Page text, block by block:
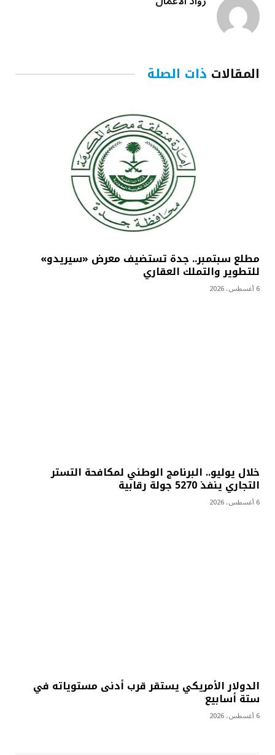
المقالات ذات الصلة
مطلع سبتمبر.. جدة تستضيف معرض «سيريدو»
للتطوير والتملك العقاري
6 أغسطس، 2026
خلال يوليو.. البرنامج الوطني لمكافحة التستر
التجاري ينفذ 5270 جولة رقابية
6 أغسطس، 2026
الدولار الأمريكي يستقر قرب أدنى مستوياته في
ستة أسابيع
6 أغسطس، 2026